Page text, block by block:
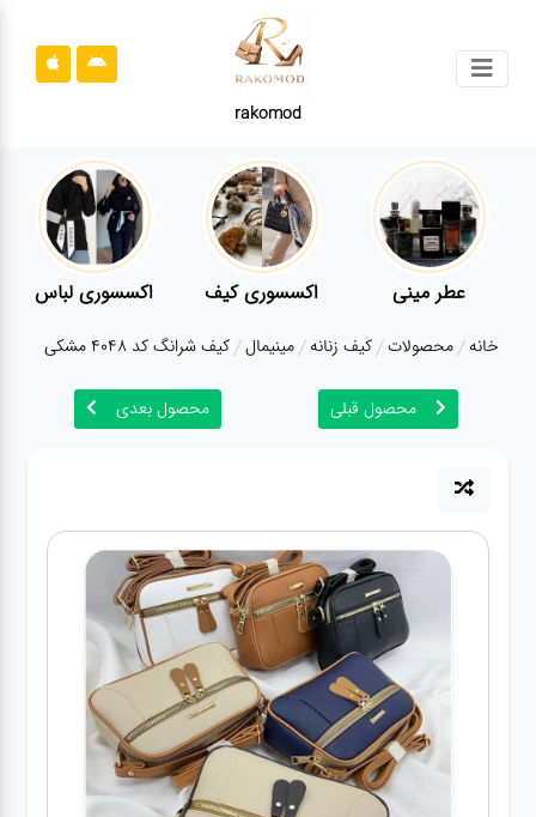
rakomod
محصولات
قوانین
سایت
درباره
محصولات
زنانه
مینی
عطر مینی اکسسوری کیف اکسسوری لباس
خانه محصولات کیف زنانه مینیمال کیف شرانگ کد 4048 مشکی
محصول قبلی محصول بعدی